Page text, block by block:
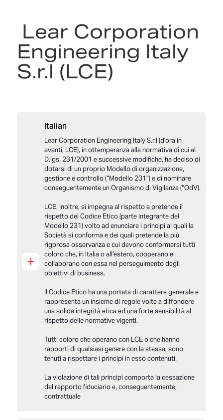
Lear Corporation
Engineering Italy
S.r.l (LCE)
+
Italian
Lear Corporation Engineering Italy S.r.l (d’ora in
avanti, LCE), in ottemperanza alla normativa di cui al
D.lgs. 231/2001 e successive modifiche, ha deciso di
dotarsi di un proprio Modello di organizzazione,
gestione e controllo (“Modello 231”) e di nominare
conseguentemente un Organismo di Vigilanza (“OdV).
LCE, inoltre, si impegna al rispetto e pretende il
rispetto del Codice Etico (parte integrante del
Modello 231) volto ad enunciare i principi ai quali la
Società si conforma e dei quali pretende la più
rigorosa osservanza e cui devono conformarsi tutti
coloro che, in Italia o all’estero, cooperano e
collaborano con essa nel perseguimento degli
obiettivi di business.
Il Codice Etico ha una portata di carattere generale e
rappresenta un insieme di regole volte a diffondere
una solida integrità etica ed una forte sensibilità al
rispetto delle normative vigenti.
Tutti coloro che operano con LCE o che hanno
rapporti di qualsiasi genere con la stessa, sono
tenuti a rispettare i principi in esso contenuti.
La violazione di tali principi comporta la cessazione
del rapporto fiduciario e, conseguentemente,
contrattuale